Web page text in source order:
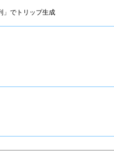
でトリップ生成